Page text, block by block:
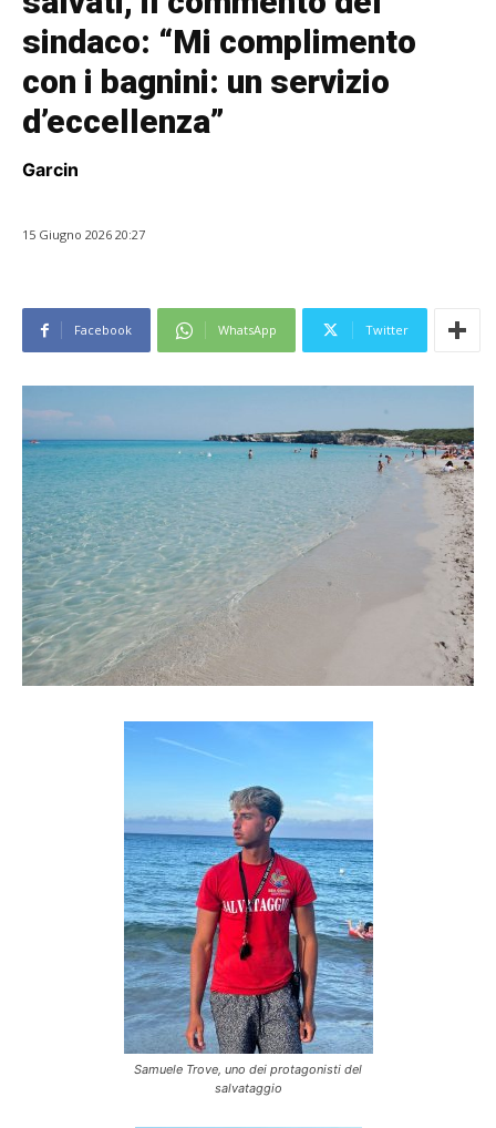
sindaco: “Mi complimento
con i bagnini: un servizio
d’eccellenza”
Garcin
15 Giugno 2026 20:27
Facebook WhatsApp Twitter
Samuele Trove, uno dei protagonisti del
salvataggio